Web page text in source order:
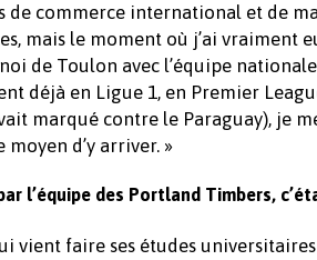
de commerce international et de
mais le moment où j’ai vraiment
de Toulon avec l’équipe
déjà en Ligue 1, en Premier
marqué contre le Paraguay), je
d’y arriver. »
l’équipe des Portland Timbers,
faire ses études universitaires